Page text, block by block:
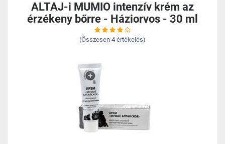
ALTAJ-i MUMIO intenzív krém az
érzékeny bőrre - Háziorvos - 30 ml
(Összesen 4 értékelés)